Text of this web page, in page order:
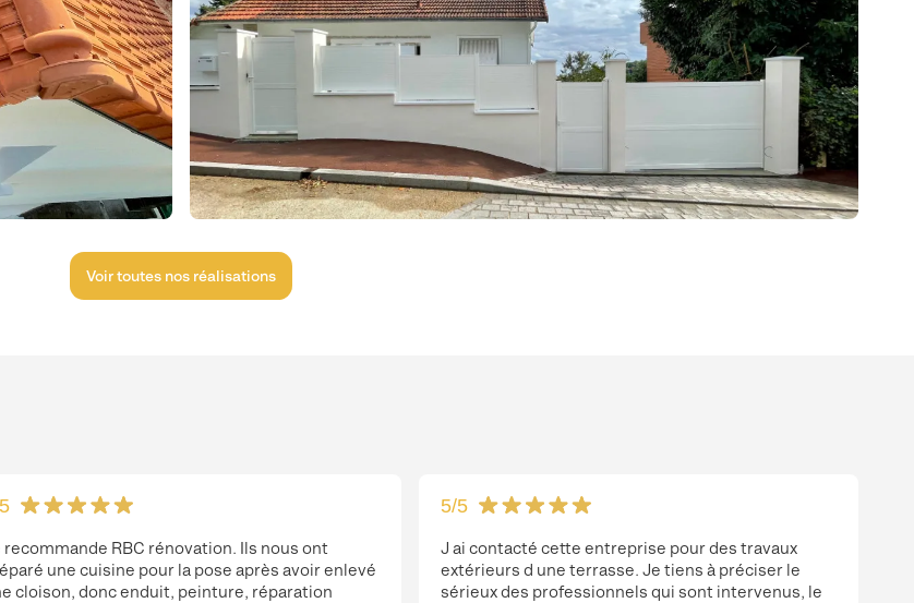
Voir toutes nos réalisations
recommande RBC rénovation. Ils nous ont
une cuisine pour la pose après avoir enlevé
cloison, donc enduit, peinture, réparation
5/5
J ai contacté cette entreprise pour des travaux
extérieurs d une terrasse. Je tiens à préciser le
sérieux des professionnels qui sont intervenus, le